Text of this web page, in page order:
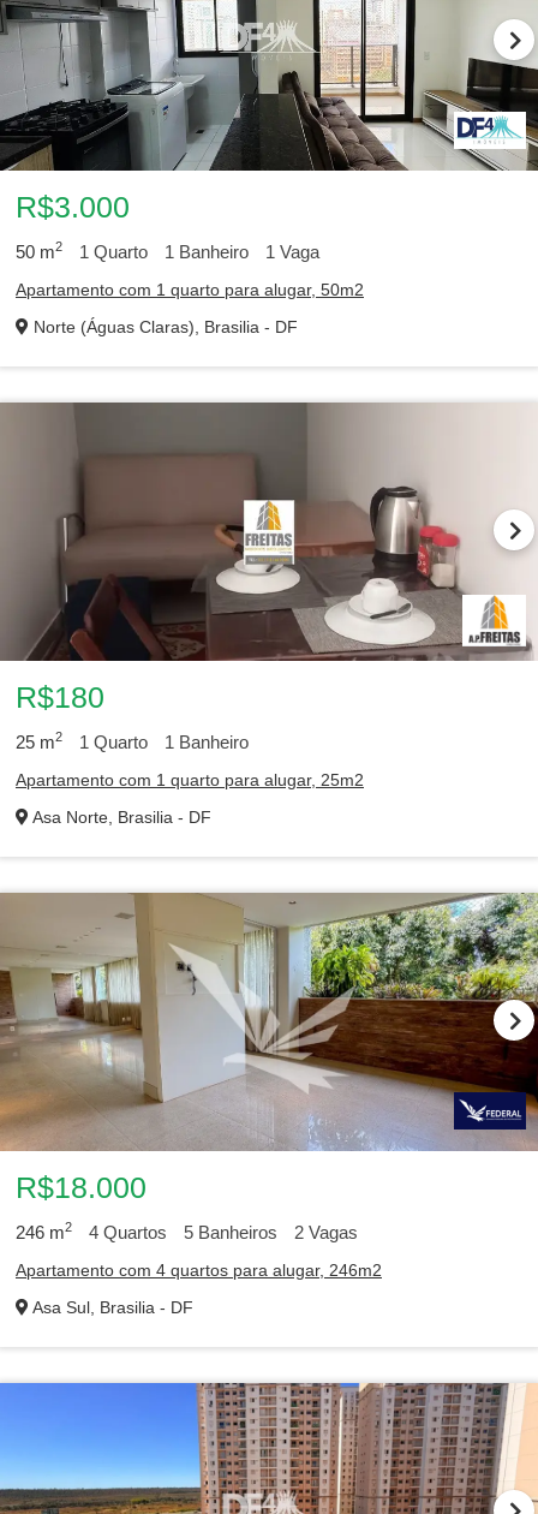
R$3.000
50 m2 1 Quarto 1 Banheiro 1 Vaga
Apartamento com 1 quarto para alugar, 50m2
Norte (Águas Claras), Brasilia - DF
R$180
25 m2 1 Quarto 1 Banheiro
Apartamento com 1 quarto para alugar, 25m2
Asa Norte, Brasilia - DF
R$18.000
246 m2 4 Quartos 5 Banheiros 2 Vagas
Apartamento com 4 quartos para alugar, 246m2
Asa Sul, Brasilia - DF